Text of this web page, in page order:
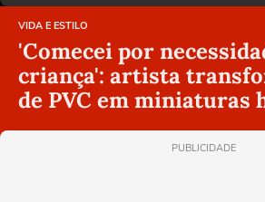
VIDA E ESTILO
'Comecei por
criança': artista
de PVC em miniaturas
PUBLICIDADE